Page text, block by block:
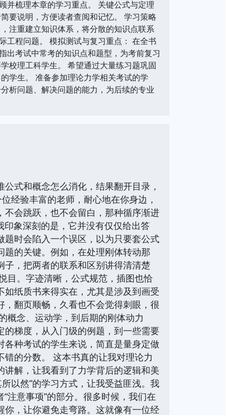
并梳理本章的学习重点。 关键公式与定理
要说明，方便读者查阅和记忆。 学习策略
注重建立知识体系，将分散的知识点联系
工程问题。 模拟测试与复习重点： 在全书
出考试中常考的知识点和题型，为考前复习
校理工科学生。 希望通过大量练习题巩固
学生。 准备参加理论力学相关考试的学
析问题、解决问题的能力，为后续的专业
式和概念怎么消化，结果翻开目录，
经验丰富的老师，耐心地在你身边，
会跳跃，也不会留白，那种循序渐进
印象深刻的是，它并没有仅仅给出答
时会陷入一个误区，以为只要套公式
的关键。例如，在处理刚体转动那
，把两者的联系和区别讲得清清楚
目。字迹清晰，公式规范，插图也恰
纸质书来得实在，尤其是涉及到画受
翻页顺畅，久看也不会觉得刺眼，很
概念、运动学，到后期的刚体动力
梯度，从入门级的例题，到一些需要
种考试的学生来说，简直是量身定做
的分数。 这本书真的让我对理论力
解，让我看到了力学背后的逻辑和美
以然”的学习方式，让我受益匪浅。我
注意事项”的部分。很多时候，我们在
，让你避免走弯路。这就像有一位经